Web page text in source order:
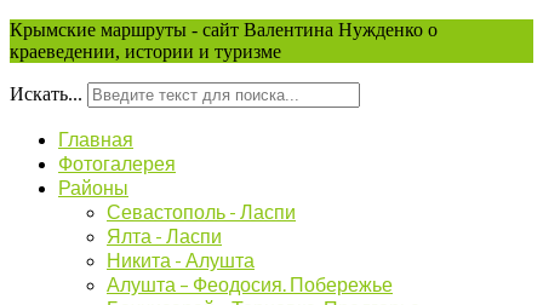
Крымские маршруты - сайт Валентина Нужденко о
краеведении, истории и туризме
Искать...
Главная
Фотогалерея
Районы
Севастополь - Ласпи
Ялта - Ласпи
Никита - Алушта
Алушта – Феодосия. Побережье